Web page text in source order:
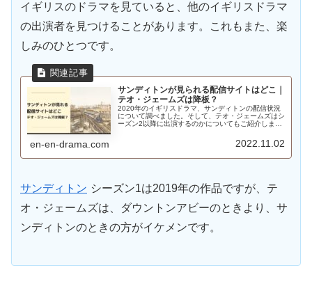
イギリスのドラマを見ていると、他のイギリスドラマ
の出演者を見つけることがあります。これもまた、楽
しみのひとつです。
サンディトンが見られる配信サイトはどこ｜
テオ・ジェームズは降板？
2020年のイギリスドラマ、サンディトンの配信状況
について調べました。そして、テオ・ジェームズはシ
ーズン2以降に出演するのかについてもご紹介しま
en-en-drama.com 2022.11.02
サンディトン シーズン1は2019年の作品ですが、テ
オ・ジェームズは、ダウントンアビーのときより、サ
ンディトンのときの方がイケメンです。